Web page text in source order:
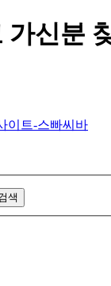
가신분
이트-스빠씨바